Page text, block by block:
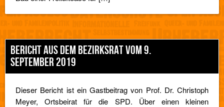
BERICHT AUS DEM BEZIRKSRAT VOM 9.
SEPTEMBER 2019
Dieser Bericht ist ein Gastbeitrag von Prof. Dr. Christoph
Meyer, Ortsbeirat für die SPD. Über einen kleinen